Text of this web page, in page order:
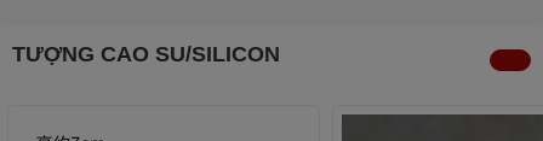
TƯỢNG CAO SU/SILICON